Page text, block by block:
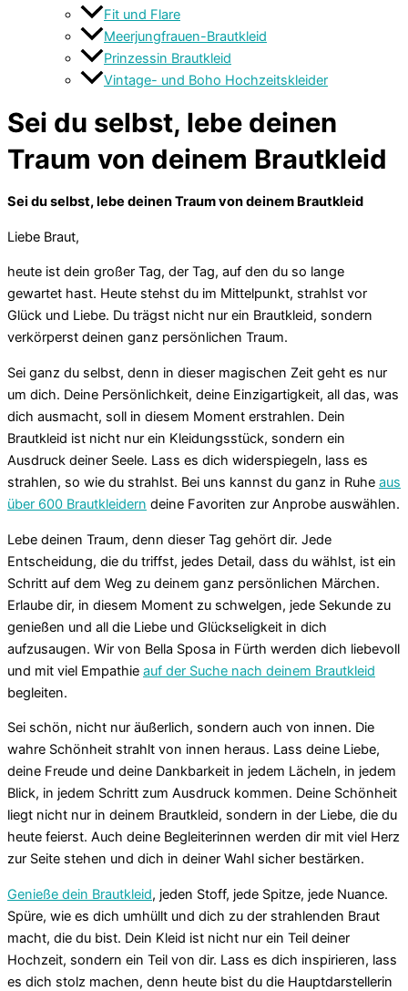
Fit und Flare
Meerjungfrauen-Brautkleid
Prinzessin Brautkleid
Vintage- und Boho Hochzeitskleider
Sei du selbst, lebe deinen
Traum von deinem Brautkleid
Sei du selbst, lebe deinen Traum von deinem Brautkleid
Liebe Braut,
heute ist dein großer Tag, der Tag, auf den du so lange
gewartet hast. Heute stehst du im Mittelpunkt, strahlst vor
Glück und Liebe. Du trägst nicht nur ein Brautkleid, sondern
verkörperst deinen ganz persönlichen Traum.
Sei ganz du selbst, denn in dieser magischen Zeit geht es nur
um dich. Deine Persönlichkeit, deine Einzigartigkeit, all das, was
dich ausmacht, soll in diesem Moment erstrahlen. Dein
Brautkleid ist nicht nur ein Kleidungsstück, sondern ein
Ausdruck deiner Seele. Lass es dich widerspiegeln, lass es
strahlen, so wie du strahlst. Bei uns kannst du ganz in Ruhe aus
über 600 Brautkleidern deine Favoriten zur Anprobe auswählen.
Lebe deinen Traum, denn dieser Tag gehört dir. Jede
Entscheidung, die du triffst, jedes Detail, dass du wählst, ist ein
Schritt auf dem Weg zu deinem ganz persönlichen Märchen.
Erlaube dir, in diesem Moment zu schwelgen, jede Sekunde zu
genießen und all die Liebe und Glückseligkeit in dich
aufzusaugen. Wir von Bella Sposa in Fürth werden dich liebevoll
und mit viel Empathie auf der Suche nach deinem Brautkleid
begleiten.
Sei schön, nicht nur äußerlich, sondern auch von innen. Die
wahre Schönheit strahlt von innen heraus. Lass deine Liebe,
deine Freude und deine Dankbarkeit in jedem Lächeln, in jedem
Blick, in jedem Schritt zum Ausdruck kommen. Deine Schönheit
liegt nicht nur in deinem Brautkleid, sondern in der Liebe, die du
heute feierst. Auch deine Begleiterinnen werden dir mit viel Herz
zur Seite stehen und dich in deiner Wahl sicher bestärken.
Genieße dein Brautkleid, jeden Stoff, jede Spitze, jede Nuance.
Spüre, wie es dich umhüllt und dich zu der strahlenden Braut
macht, die du bist. Dein Kleid ist nicht nur ein Teil deiner
Hochzeit, sondern ein Teil von dir. Lass es dich inspirieren, lass
es dich stolz machen, denn heute bist du die Hauptdarstellerin